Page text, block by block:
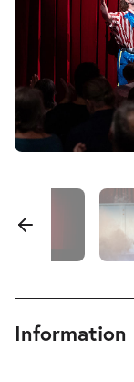
Pa-Pa-
Kinder
-
Mi.
Mi.
Pa-Pa-
Do.
Information